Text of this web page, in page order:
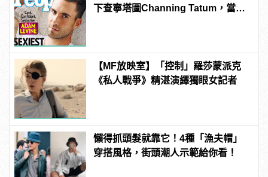
下查寧塔圖Channing Tatum，當選
【MF放映室】「控制」羅莎蒙派克
《私人戰爭》精湛演繹獨眼女記者
懶得抓頭髮就靠它！4種「漁夫帽」
穿搭風格，街頭潮人示範給你看！